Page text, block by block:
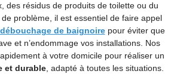
des résidus de produits de toilette ou du
problème, il est essentiel de faire appel
débouchage de baignoirepour éviter que
et n’endommage vos installations. Nos
à votre domicile pour réaliser un
et durable, adapté à toutes les situations.